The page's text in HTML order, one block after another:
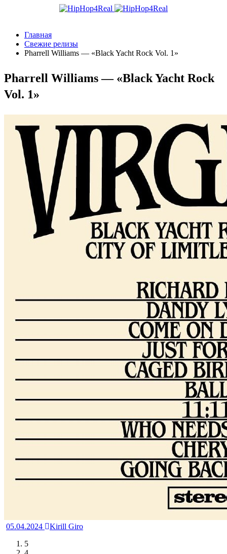
Главная
Свежие релизы
Pharrell Williams — «Black Yacht Rock Vol. 1»
Pharrell Williams — «Black Yacht Rock
Vol. 1»
05.04.2024
Kirill Giro
5